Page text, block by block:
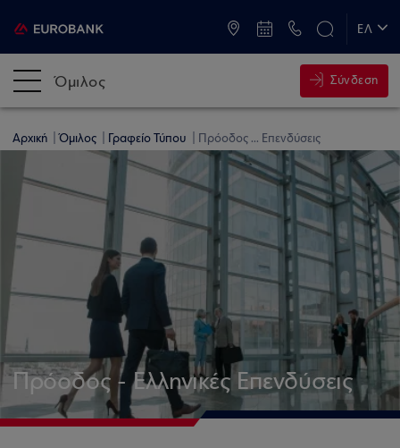
ΕΛ
Όμιλος Σύνδεση
Αρχική Όμιλος Γραφείο Τύπου Πρόοδος ... Επενδύσεις
Πρόοδος - Ελληνικές Επενδύσεις